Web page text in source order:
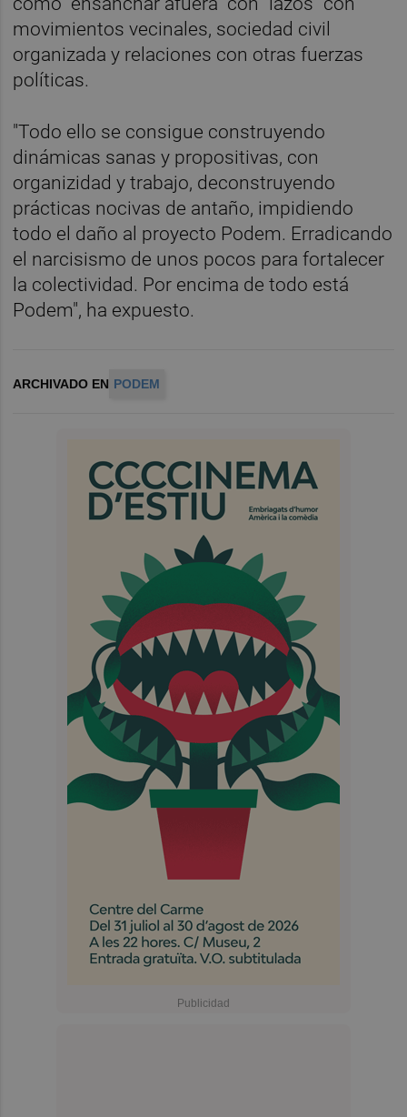
movimientos vecinales, sociedad civil
organizada y relaciones con otras fuerzas
políticas.
"Todo ello se consigue construyendo
dinámicas sanas y propositivas, con
organizidad y trabajo, deconstruyendo
prácticas nocivas de antaño, impidiendo
todo el daño al proyecto Podem. Erradicando
el narcisismo de unos pocos para fortalecer
la colectividad. Por encima de todo está
Podem", ha expuesto.
ARCHIVADO EN PODEM